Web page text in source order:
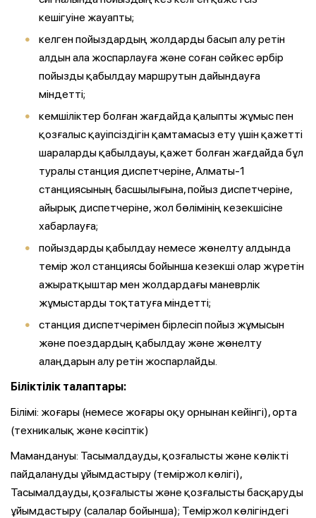
кешігуіне жауапты;
келген пойыздардың жолдарды басып алу ретін
алдын ала жоспарлауға және соған сәйкес әрбір
пойызды қабылдау маршрутын дайындауға
міндетті;
кемшіліктер болған жағдайда қалыпты жұмыс пен
қозғалыс қауіпсіздігін қамтамасыз ету үшін қажетті
шараларды қабылдауы, қажет болған жағдайда бұл
туралы станция диспетчеріне, Алматы-1
станциясының басшылығына, пойыз диспетчеріне,
айырық диспетчеріне, жол бөлімінің кезекшісіне
хабарлауға;
пойыздарды қабылдау немесе жөнелту алдында
темiр жол станциясы бойынша кезекшi олар жүретiн
ажыратқыштар мен жолдардағы маневрлiк
жұмыстарды тоқтатуға мiндеттi;
станция диспетчерімен бірлесіп пойыз жұмысын
және поездардың қабылдау және жөнелту
алаңдарын алу ретін жоспарлайды.
Біліктілік талаптары:
Білімі: жоғары (немесе жоғары оқу орнынан кейінгі), орта
(техникалық және кәсіптік)
Мамандануы: Тасымалдауды, қозғалысты және көлікті
пайдалануды ұйымдастыру (теміржол көлігі),
Тасымалдауды, қозғалысты және қозғалысты басқаруды
ұйымдастыру (салалар бойынша); Теміржол көлігіндегі